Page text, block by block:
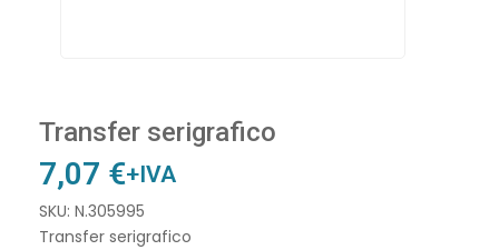
Transfer serigrafico
7,07 €+IVA
SKU: N.305995
Transfer serigrafico